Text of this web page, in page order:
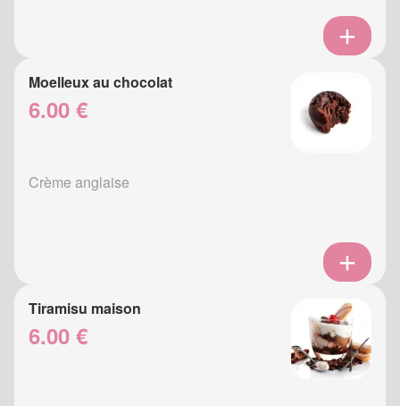
Moelleux au chocolat
6.00 €
Crème anglaise
Tiramisu maison
6.00 €